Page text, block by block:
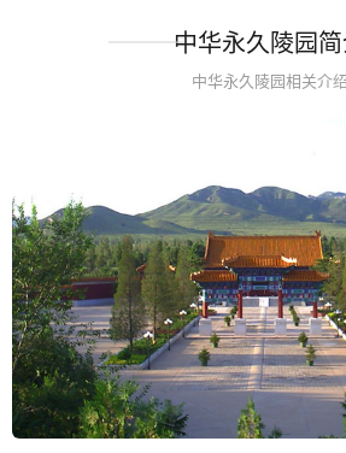
中华永久陵园
中华永久陵园相关介绍